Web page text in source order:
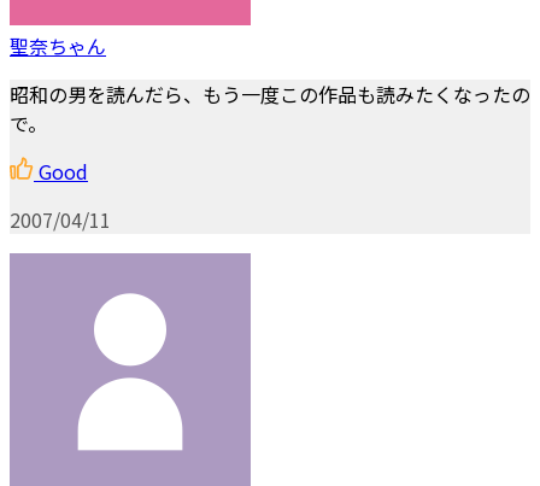
聖奈ちゃん
昭和の男を読んだら、もう一度この作品も読みたくなったの
で。
Good
2007/04/11